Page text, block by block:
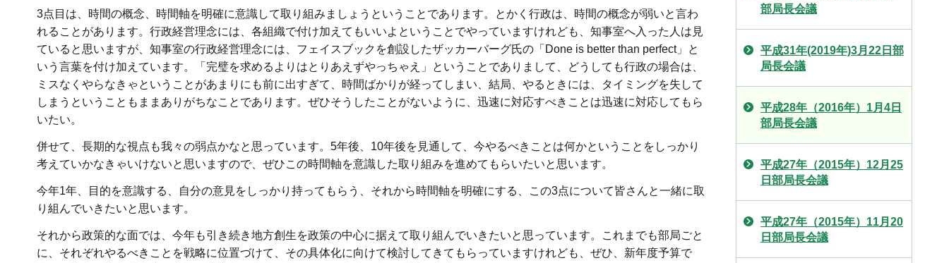
3点目は、時間の概念、時間軸を明確に意識して取り組みましょうということであります。とかく行政は、時間の概念が弱いと言わ
れることがあります。行政経営理念には、各組織で付け加えてもいいよということでやっていますけれども、知事室へ入った人は見
ていると思いますが、知事室の行政経営理念には、フェイスブックを創設したザッカーバーグ氏の「Done is better than perfect」と
いう言葉を付け加えています。「完璧を求めるよりはとりあえずやっちゃえ」ということでありまして、どうしても行政の場合は、
ミスなくやらなきゃということがあまりにも前に出すぎて、時間ばかりが経ってしまい、結局、やるときには、タイミングを失して
しまうということもままありがちなことであります。ぜひそうしたことがないように、迅速に対応すべきことは迅速に対応してもら
いたい。
併せて、長期的な視点も我々の弱点かなと思っています。5年後、10年後を見通して、今やるべきことは何かということをしっかり
考えていかなきゃいけないと思いますので、ぜひこの時間軸を意識した取り組みを進めてもらいたいと思います。
今年1年、目的を意識する、自分の意見をしっかり持ってもらう、それから時間軸を明確にする、この3点について皆さんと一緒に取
り組んでいきたいと思います。
それから政策的な面では、今年も引き続き地方創生を政策の中心に据えて取り組んでいきたいと思っています。これまでも部局ごと
に、それぞれやるべきことを戦略に位置づけて、その具体化に向けて検討してきてもらっていますけれども、ぜひ、新年度予算で
部局長会議
平成31年(2019年)3月22日部
局長会議
平成28年（2016年）1月4日
部局長会議
平成27年（2015年）12月25
日部局長会議
平成27年（2015年）11月20
日部局長会議